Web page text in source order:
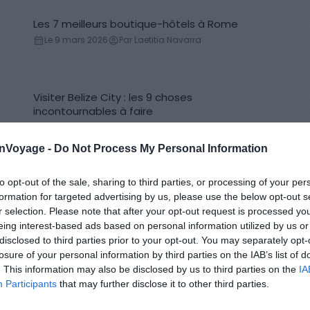
- Do Not Process My Personal Information
opt-out of the sale, sharing to third parties, or processing of your
for targeted advertising by us, please use the below opt-out
selection. Please note that after your opt-out request is processed
interest-based ads based on personal information utilized by us
to third parties prior to your opt-out. You may separately
of your personal information by third parties on the IAB’s list of
This information may also be disclosed by us to third parties on the
Participants that may further disclose it to other third parties.
Boutique hôtel
Les 7 meilleurs boutique-hôtels à Rome
Le 9 mars 2026 Par Laetitia Navarra
Incontournables
Visiter Belize City : les 9 choses
incontournables à faire
Conseils logement
Où dormir près de la Grotte Chauvet ?
Le 2 mai 2025 Par Laetitia Navarra
Incontournables
Les 10 choses incontournables à faire à
Arcachon
Le 15 juillet 2026 Par Laetitia Navarra